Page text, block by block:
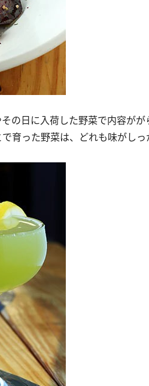
の日に入荷した野菜で内容が
育った野菜は、どれも味がし